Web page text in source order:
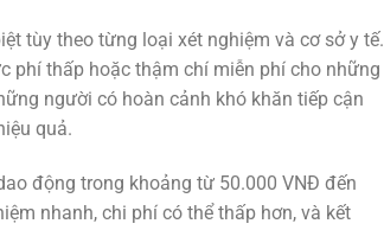
tùy theo từng loại xét nghiệm và cơ sở y tế.
phí thấp hoặc thậm chí miễn phí cho những
người có hoàn cảnh khó khăn tiếp cận
quả.
động trong khoảng từ 50.000 VNĐ đến
nhanh, chi phí có thể thấp hơn, và kết